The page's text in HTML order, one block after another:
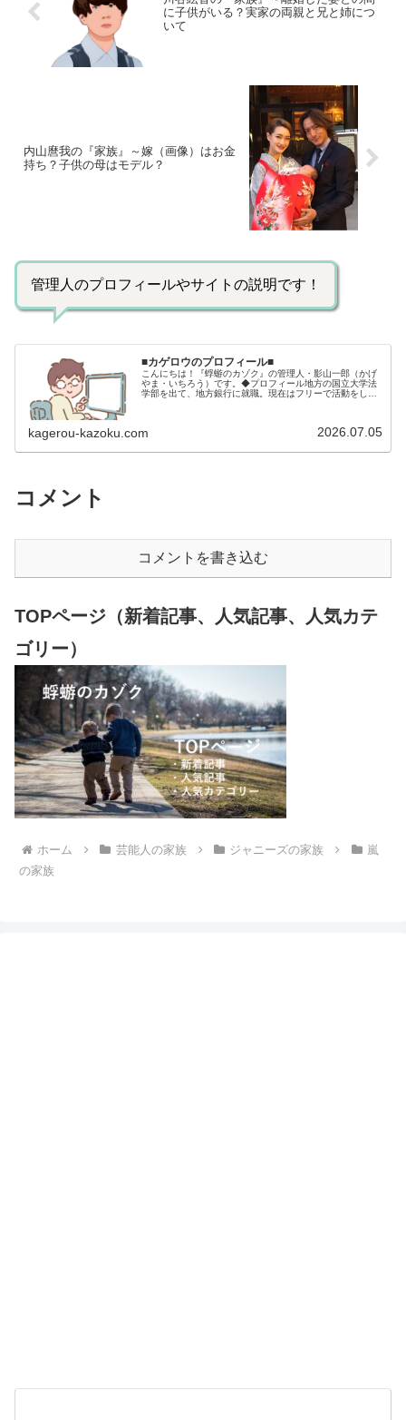
に子供がいる？実家の両親と兄と姉につ
いて
内山麿我の『家族』～嫁（画像）はお金
持ち？子供の母はモデル？
管理人のプロフィールやサイトの説明です！
■カゲロウのプロフィール■
こんにちは！『蜉蝣のカゾク』の管理人・影山一郎（かげ
やま・いちろう）です。◆プロフィール地方の国立大学法
学部を出て、地方銀行に就職。現在はフリーで活動をして
kagerou-kazoku.com 2026.07.05
コメント
コメントを書き込む
TOPページ（新着記事、人気記事、人気カテ
ゴリー）
ホーム 芸能人の家族 ジャニーズの家族
嵐
の家族